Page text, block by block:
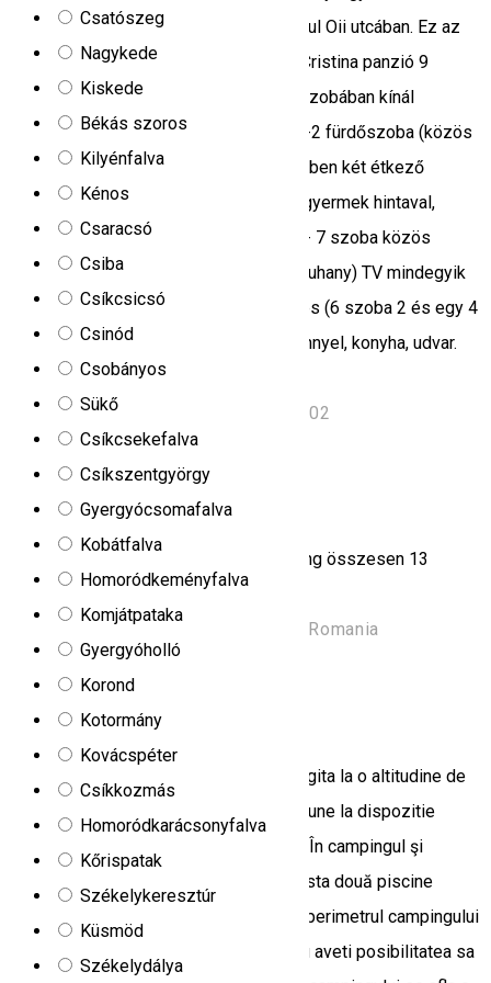
Csatószeg
Nagykede
Kiskede
Békás szoros
Kilyénfalva
Kénos
Csaracsó
Csiba
Csíkcsicsó
Csinód
Csobányos
Sükő
Csíkcsekefalva
Csíkszentgyörgy
Gyergyócsomafalva
Kobátfalva
Homoródkeményfalva
Komjátpataka
Gyergyóholló
Korond
Kotormány
Kovácspéter
Csíkkozmás
Homoródkarácsonyfalva
Kőrispatak
Székelykeresztúr
Küsmöd
Székelydálya
kijáratánál található, 300 méterre a Pârâul Oii utcában. Ez az
első vendégház az utca bal oldalán. A Cristina panzió 9
kemping házzal (18 hely) és 7 panzió szobában kínál
szállást. A kempingek felszereltsége: -2 fürdőszoba (közös
fürdőszoba), meleg víz, a házak közelében két étkező
található hűtőszekrénnyel, grillezővel, gyermek hintaval,
zöldövezettel. Panzió felszereltsége: - 7 szoba közös
fürdőszobával a folyosón (2 WC és 3 zuhany) TV mindegyik
szobában öt programmal, központi fűtés (6 szoba 2 és egy 4
férőhelyes szoba), étkező hűtőszekrénnyel, konyha, udvar.
Háziállatok nem engedélyezettek.
lacu roșu, Lacu Rosu, Romania, 535502
Kemping
Irimescu kempig
A Borszéken találhatói Irimescu kemping összesen 13
szobával, 26 férőhellyel rendelkezik.
Strada Carpați 119, Borsec 535300, Romania
Camping Perla Vlăhiței
Camping Perla Vlahitei situat in jud, Hargita la o altitudine de
824m, pe "Drumul apelor minerale" va pune la dispozitie
campare cu cortul si campare cu rulota. În campingul şi
staţiunea climaterică Perla Vlăhiţei, exista două piscine
alimentate cu apă termală de 25°C. Pe perimetrul campingului
funcţionează mai multe restaurante sau aveti posibilitatea sa